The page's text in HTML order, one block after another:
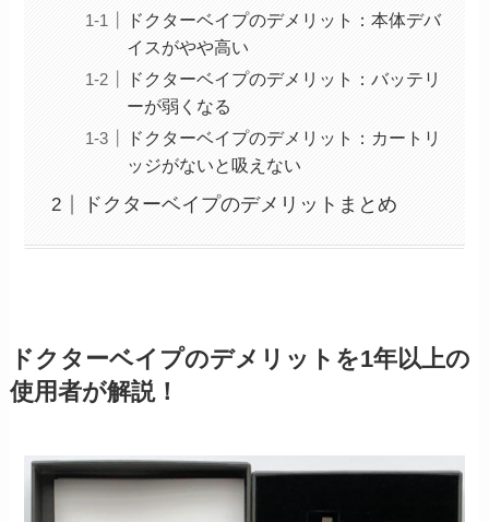
ドクターベイプのデメリット：本体デバ
イスがやや高い
ドクターベイプのデメリット：バッテリ
ーが弱くなる
ドクターベイプのデメリット：カートリ
ッジがないと吸えない
ドクターベイプのデメリットまとめ
ドクターベイプのデメリットを1年以上の
使用者が解説！